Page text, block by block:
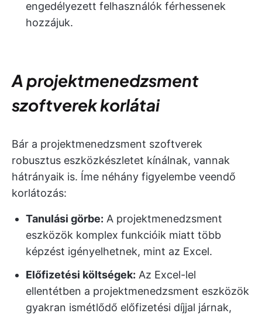
engedélyezett felhasználók férhessenek
hozzájuk.
A projektmenedzsment
szoftverek korlátai
Bár a projektmenedzsment szoftverek
robusztus eszközkészletet kínálnak, vannak
hátrányaik is. Íme néhány figyelembe veendő
korlátozás:
Tanulási görbe: A projektmenedzsment
eszközök komplex funkcióik miatt több
képzést igényelhetnek, mint az Excel.
Előfizetési költségek: Az Excel-lel
ellentétben a projektmenedzsment eszközök
gyakran ismétlődő előfizetési díjjal járnak,